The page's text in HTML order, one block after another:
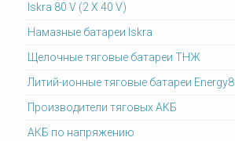
Iskra 80 V (2 X 40 V)
Намазные батареи Iskra
Щелочные тяговые батареи ТНЖ
Литий-ионные тяговые батареи Energy8
Производители тяговых АКБ
АКБ по напряжению